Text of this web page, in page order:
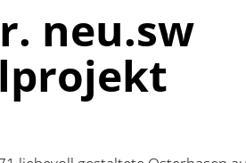
neu.sw